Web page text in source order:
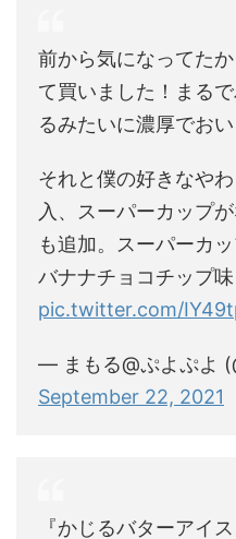
前から気になってた
て買いました！まる
るみたいに濃厚でお
それと僕の好きなや
入、スーパーカップ
も追加。スーパーカ
バナナチョコチップ
pic.twitter.com/
— まもる@ぷよぷよ️
September 22, 2021
『かじるバターアイ